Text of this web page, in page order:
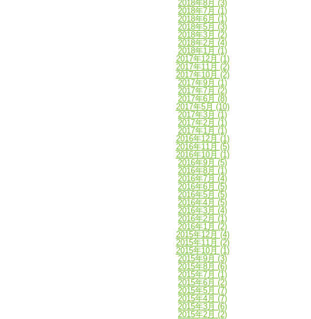
2018年8月 (3)
2018年7月 (1)
2018年6月 (1)
2018年5月 (3)
2018年3月 (2)
2018年2月 (4)
2018年1月 (1)
2017年12月 (1)
2017年11月 (2)
2017年10月 (2)
2017年9月 (1)
2017年7月 (2)
2017年6月 (8)
2017年5月 (10)
2017年3月 (1)
2017年2月 (1)
2017年1月 (1)
2016年12月 (1)
2016年11月 (5)
2016年10月 (1)
2016年9月 (5)
2016年8月 (1)
2016年7月 (4)
2016年6月 (5)
2016年5月 (5)
2016年4月 (5)
2016年3月 (4)
2016年2月 (1)
2016年1月 (2)
2015年12月 (4)
2015年11月 (2)
2015年10月 (1)
2015年9月 (3)
2015年8月 (6)
2015年7月 (1)
2015年6月 (2)
2015年5月 (7)
2015年4月 (7)
2015年3月 (6)
2015年2月 (2)